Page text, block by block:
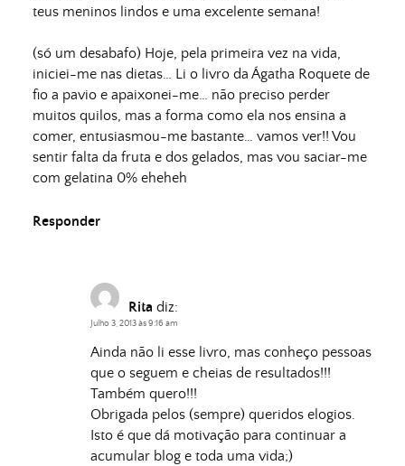
teus meninos lindos e uma excelente semana!
(só um desabafo) Hoje, pela primeira vez na vida,
iniciei-me nas dietas… Li o livro da Ágatha Roquete de
fio a pavio e apaixonei-me… não preciso perder
muitos quilos, mas a forma como ela nos ensina a
comer, entusiasmou-me bastante… vamos ver!! Vou
sentir falta da fruta e dos gelados, mas vou saciar-me
com gelatina 0% eheheh
Responder
Rita diz:
Julho 3, 2013 às 9:16 am
Ainda não li esse livro, mas conheço pessoas
que o seguem e cheias de resultados!!!
Também quero!!!
Obrigada pelos (sempre) queridos elogios.
Isto é que dá motivação para continuar a
acumular blog e toda uma vida;)